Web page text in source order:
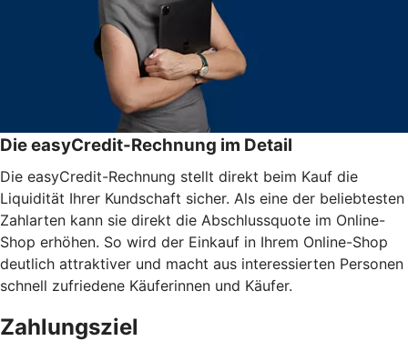
Die easyCredit-Rechnung im Detail
Die easyCredit-Rechnung stellt direkt beim Kauf die
Liquidität Ihrer Kundschaft sicher. Als eine der beliebtesten
Zahlarten kann sie direkt die Abschlussquote im Online-
Shop erhöhen. So wird der Einkauf in Ihrem Online-Shop
deutlich attraktiver und macht aus interessierten Personen
schnell zufriedene Käuferinnen und Käufer.
Zahlungsziel